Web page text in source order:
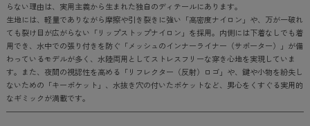
らない理由は、実用主義から生まれた独自のディテールにあります。
生地には、軽量でありながら摩擦や引き裂きに強い「高密度ナイロン」や、万が一破れ
ても裂け目が広がらない「リップストップナイロン」を採用。内側には下着なしでも着
用でき、水中での張り付きを防ぐ「メッシュのインナーライナー（サポーター）」が備
わっているモデルが多く、水陸両用としてストレスフリーな穿き心地を実現していま
す。また、夜間の視認性を高める「リフレクター（反射）ロゴ」や、鍵や小物を紛失し
ないための「キーポケット」、水抜き穴の付いたポケットなど、男心をくすぐる実用的
なギミックが満載です。